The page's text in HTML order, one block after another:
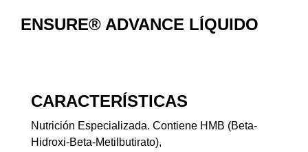
ENSURE® ADVANCE LÍQUIDO
CARACTERÍSTICAS
Nutrición Especializada. Contiene HMB (Beta-
Hidroxi-Beta-Metilbutirato),